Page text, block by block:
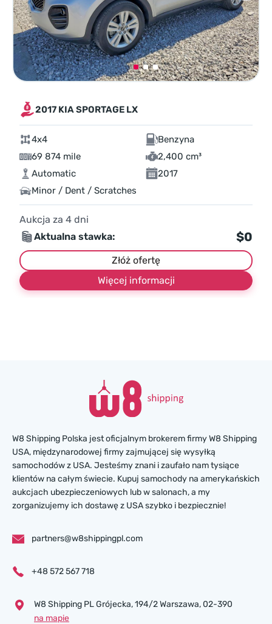
2017 KIA SPORTAGE LX
4x4
Benzyna
69 874 mile
2,400 cm³
Automatic
2017
Minor / Dent / Scratches
Aukcja za 4 dni
Aktualna stawka:
$0
Złóż ofertę
Więcej informacji
W8 Shipping Polska jest oficjalnym brokerem firmy W8 Shipping
USA, międzynarodowej firmy zajmującej się wysyłką
samochodów z USA. Jesteśmy znani i zaufało nam tysiące
klientów na całym świecie. Kupuj samochody na amerykańskich
aukcjach ubezpieczeniowych lub w salonach, a my
zorganizujemy ich dostawę z USA szybko i bezpiecznie!
partners@w8shippingpl.com
+48 572 567 718
W8 Shipping PL Grójecka , 194/2 Warszawa, 02-390
na mapie